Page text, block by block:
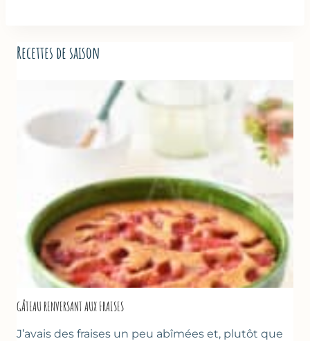
Recettes de saison
GÂTEAU RENVERSANT AUX FRAISES
J’avais des fraises un peu abîmées et, plutôt que